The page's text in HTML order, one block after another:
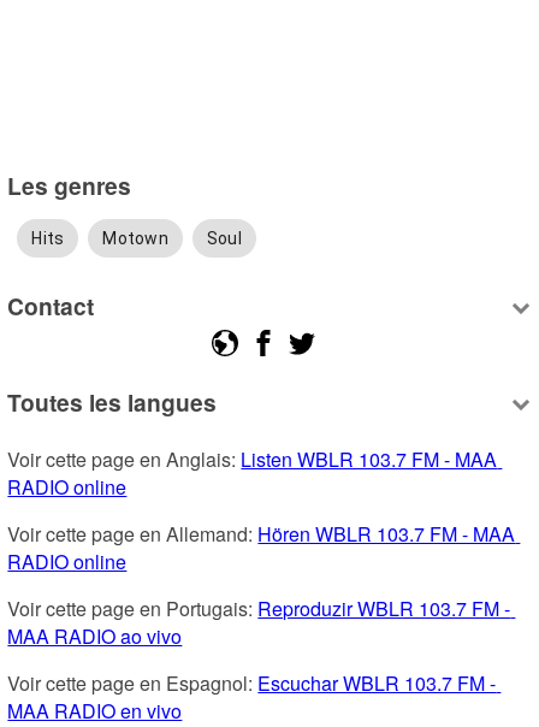
Les genres
Hits Motown Soul
Contact
Toutes les langues
Voir cette page en Anglais: Listen WBLR 103.7 FM - MAA
RADIO online
Voir cette page en Allemand: Hören WBLR 103.7 FM - MAA
RADIO online
Voir cette page en Portugais: Reproduzir WBLR 103.7 FM -
MAA RADIO ao vivo
Voir cette page en Espagnol: Escuchar WBLR 103.7 FM -
MAA RADIO en vivo